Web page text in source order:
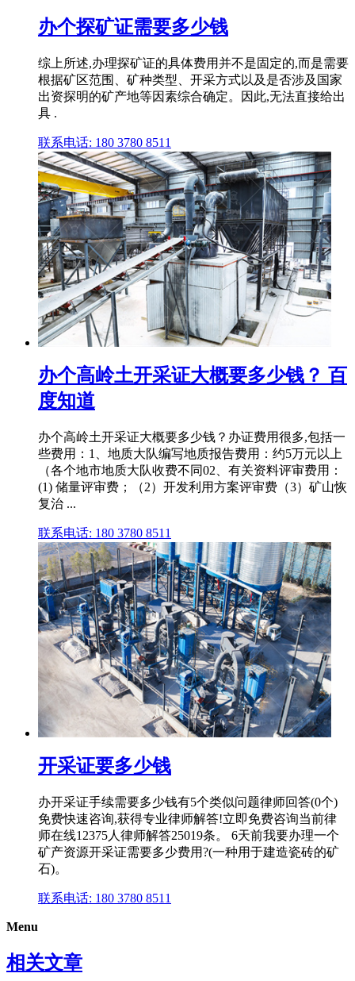
办个探矿证需要多少钱
综上所述,办理探矿证的具体费用并不是固定的,而是需要
根据矿区范围、矿种类型、开采方式以及是否涉及国家
出资探明的矿产地等因素综合确定。因此,无法直接给出
具 .
联系电话: 180 3780 8511
办个高岭土开采证大概要多少钱？ 百
度知道
办个高岭土开采证大概要多少钱？办证费用很多,包括一
些费用：1、地质大队编写地质报告费用：约5万元以上
（各个地市地质大队收费不同02、有关资料评审费用：
(1) 储量评审费；（2）开发利用方案评审费（3）矿山恢
复治 ...
联系电话: 180 3780 8511
开采证要多少钱
办开采证手续需要多少钱有5个类似问题律师回答(0个)
免费快速咨询,获得专业律师解答!立即免费咨询当前律
师在线12375人律师解答25019条。 6天前我要办理一个
矿产资源开采证需要多少费用?(一种用于建造瓷砖的矿
石)。
联系电话: 180 3780 8511
Menu
相关文章